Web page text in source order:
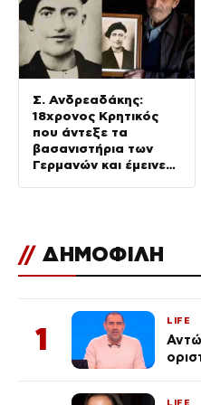
Σ. Ανδρεαδάκης:
18χρονος Κρητικός
που άντεξε τα
βασανιστήρια των
Γερμανών και έμεινε
// ΔΗΜΟΦΙΛΗ
1
LIFE
LIFE